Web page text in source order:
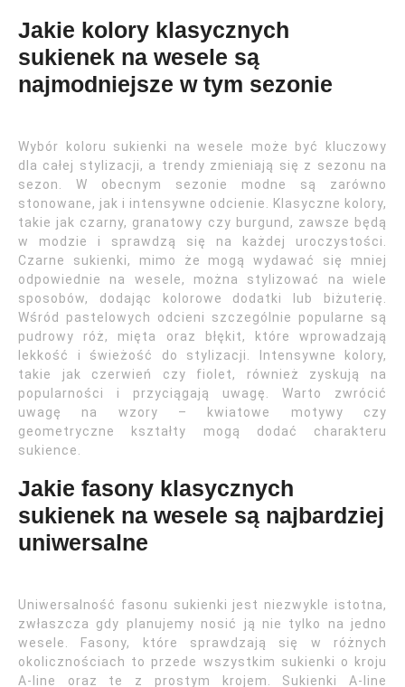
Jakie kolory klasycznych
sukienek na wesele są
najmodniejsze w tym sezonie
Wybór koloru sukienki na wesele może być kluczowy
dla całej stylizacji, a trendy zmieniają się z sezonu na
sezon. W obecnym sezonie modne są zarówno
stonowane, jak i intensywne odcienie. Klasyczne kolory,
takie jak czarny, granatowy czy burgund, zawsze będą
w modzie i sprawdzą się na każdej uroczystości.
Czarne sukienki, mimo że mogą wydawać się mniej
odpowiednie na wesele, można stylizować na wiele
sposobów, dodając kolorowe dodatki lub biżuterię.
Wśród pastelowych odcieni szczególnie popularne są
pudrowy róż, mięta oraz błękit, które wprowadzają
lekkość i świeżość do stylizacji. Intensywne kolory,
takie jak czerwień czy fiolet, również zyskują na
popularności i przyciągają uwagę. Warto zwrócić
uwagę na wzory – kwiatowe motywy czy
geometryczne kształty mogą dodać charakteru
sukience.
Jakie fasony klasycznych
sukienek na wesele są najbardziej
uniwersalne
Uniwersalność fasonu sukienki jest niezwykle istotna,
zwłaszcza gdy planujemy nosić ją nie tylko na jedno
wesele. Fasony, które sprawdzają się w różnych
okolicznościach to przede wszystkim sukienki o kroju
A-line oraz te z prostym krojem. Sukienki A-line